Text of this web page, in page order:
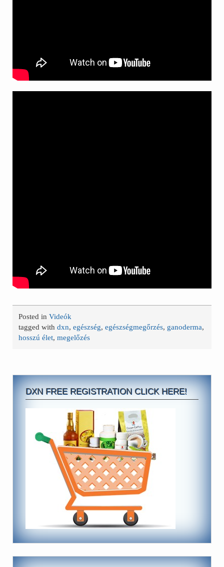
Posted inVideók
tagged withdxn,egészség,egészségmegőrzés, ganoderma,
hosszú élet,megelőzés
DXN FREE REGISTRATION CLICK HERE!